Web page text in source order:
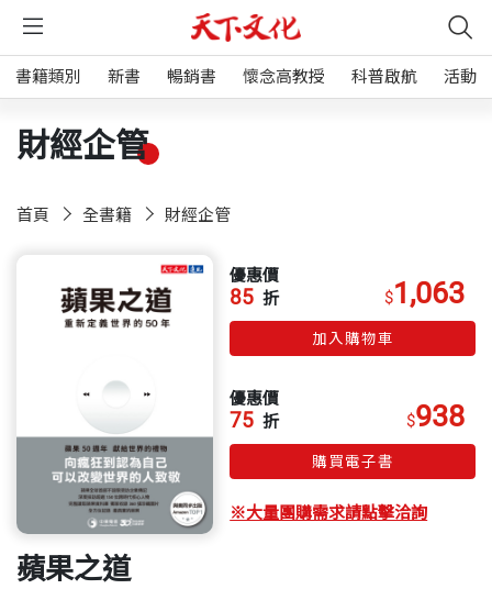
書籍類別 新書 暢銷書 懷念高教授 科普啟航 活動
財經企管
首頁 全書籍 財經企管
優惠價
85 折 $1,063
加入購物車
優惠價
75 折 $938
購買電子書
※大量團購需求請點擊洽詢
蘋果之道